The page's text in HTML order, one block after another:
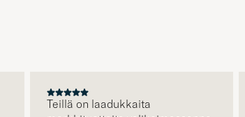
Teillä on laadukkaita